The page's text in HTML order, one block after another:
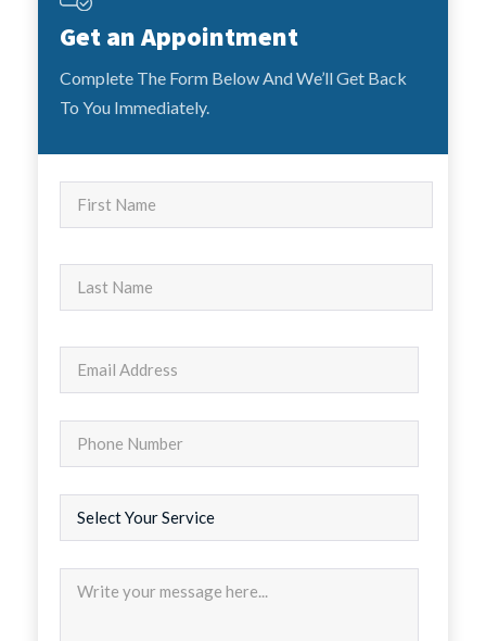
Get an Appointment
Complete The Form Below And We’ll Get Back
To You Immediately.